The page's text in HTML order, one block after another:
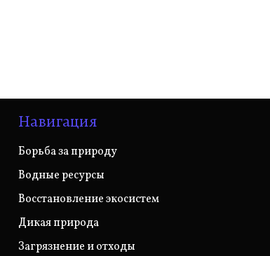
Навигация
Борьба за природу
Водные ресурсы
Восстановление экосистем
Дикая природа
Загрязнение и отходы